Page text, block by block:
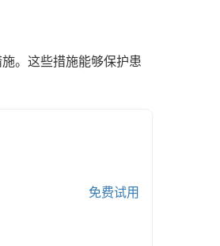
。这些措施能够保护患
免费试用